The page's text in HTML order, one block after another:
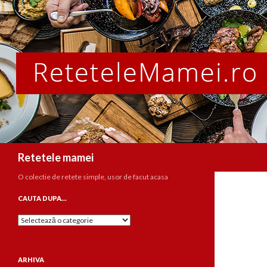
Retetele mamei
O colectie de retete simple, usor de facut acasa
CAUTA DUPA…
Cauta
ARHIVA